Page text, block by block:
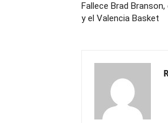
Fallece Brad
y el Valencia Basket